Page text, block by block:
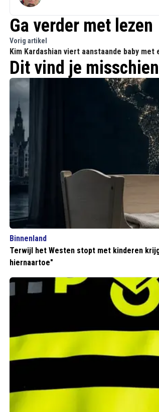
Ga verder met lezen
Vorig artikel
Kim Kardashian viert aanstaande baby
Dit vind je
Binnenland
Terwijl het Westen stopt met kinderen
hiernaartoe"